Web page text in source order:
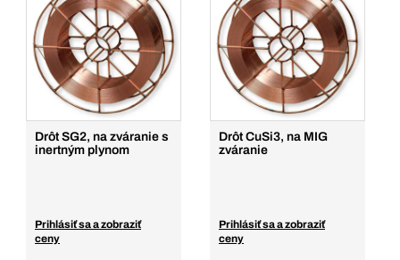
Drôt SG2, na zváranie s
inertným plynom
Prihlásiť sa a zobraziť
ceny
Drôt CuSi3, na MIG
zváranie
Prihlásiť sa a zobraziť
ceny